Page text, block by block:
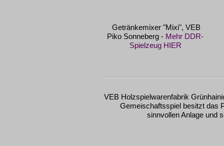
Getränkemixer "Mixi", VEB
Piko Sonneberg - Mehr DDR-
Spielzeug HIER
VEB Holzspielwarenfabrik
Gemeischaftsspiel besitzt das
sinnvollen Anlage und